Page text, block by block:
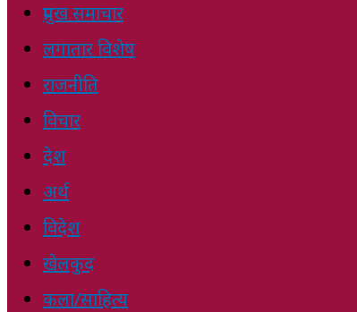
प्रमुख समाचार
लगातार विशेष
राजनीति
विचार
देश
अर्थ
विदेश
खेलकुद
कला/साहित्य